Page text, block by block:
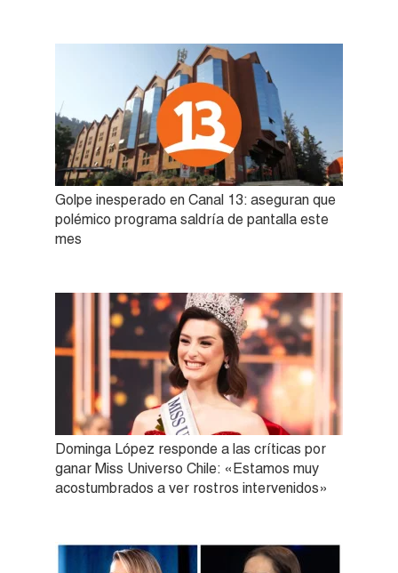
Golpe inesperado en Canal 13: aseguran que
polémico programa saldría de pantalla este
mes
Dominga López responde a las críticas por
ganar Miss Universo Chile: «Estamos muy
acostumbrados a ver rostros intervenidos»